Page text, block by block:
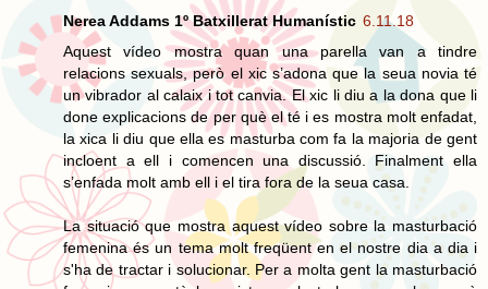
Nerea Addams 1º Batxillerat Humanístic 6.11.18
Aquest vídeo mostra quan una parella van a tindre
relacions sexuals, però el xic s’adona que la seua novia té
un vibrador al calaix i tot canvia. El xic li diu a la dona que li
done explicacions de per què el té i es mostra molt enfadat,
la xica li diu que ella es masturba com fa la majoria de gent
incloent a ell i comencen una discussió. Finalment ella
s’enfada molt amb ell i el tira fora de la seua casa.
La situació que mostra aquest vídeo sobre la masturbació
femenina és un tema molt freqüent en el nostre dia a dia i
s'ha de tractar i solucionar. Per a molta gent la masturbació